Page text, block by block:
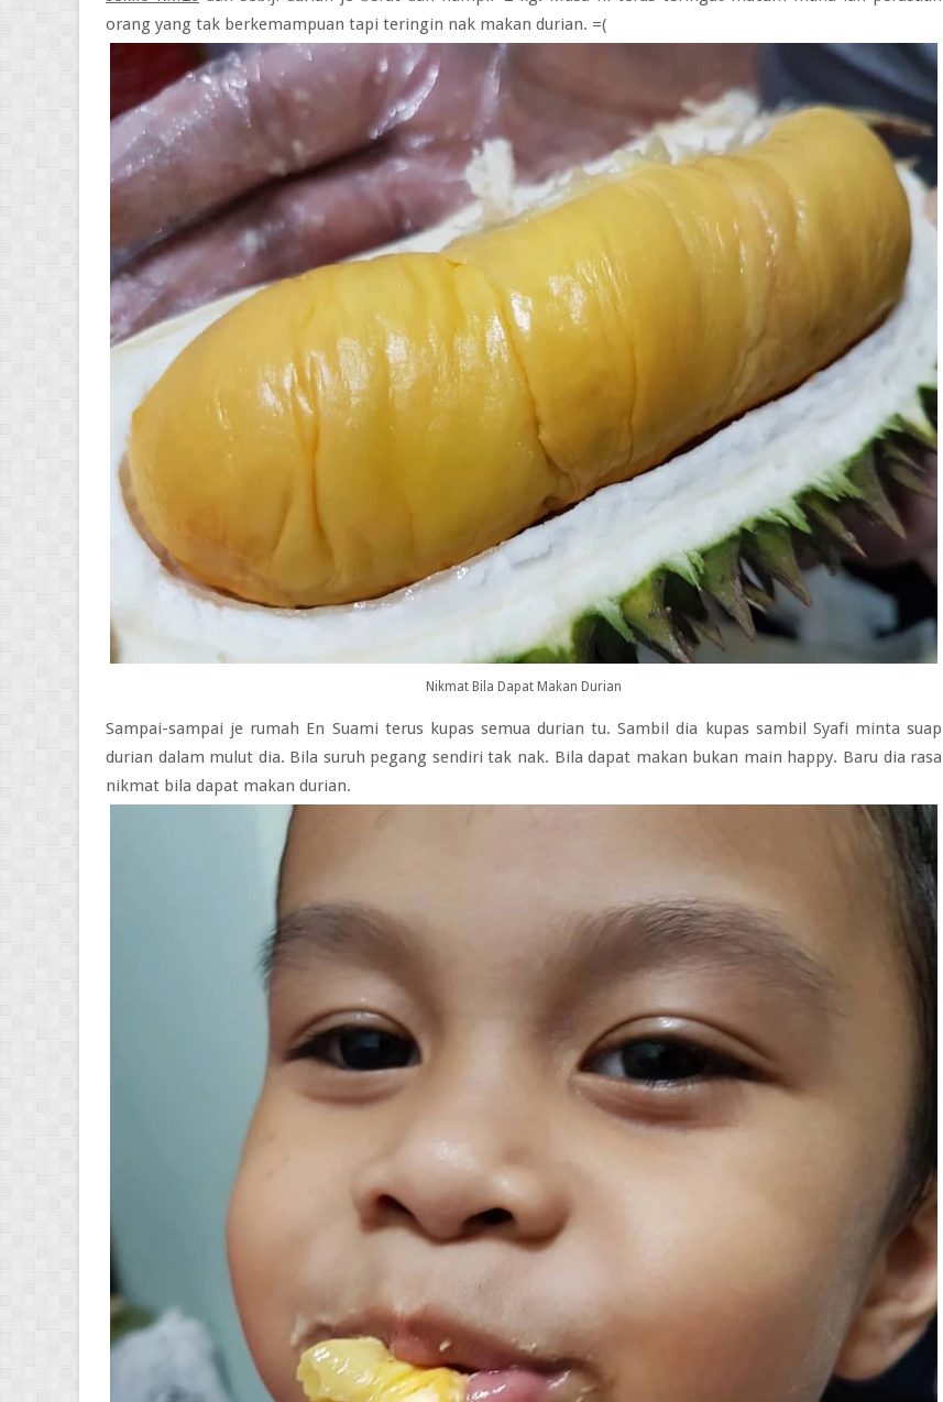
orang yang tak berkemampuan tapi teringin nak makan durian. =(
Nikmat Bila Dapat Makan Durian
Sampai-sampai je rumah En Suami terus kupas semua durian tu. Sambil dia kupas sambil Syafi minta suap
durian dalam mulut dia. Bila suruh pegang sendiri tak nak. Bila dapat makan bukan main happy. Baru dia rasa
nikmat bila dapat makan durian.